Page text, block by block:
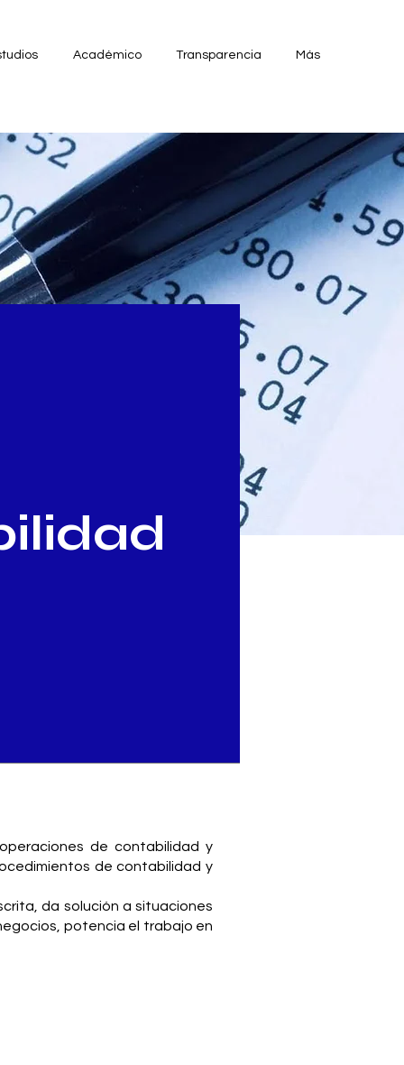
Académico Transparencia Más
de contabilidad y
de contabilidad y
da solución a situaciones
potencia el trabajo en